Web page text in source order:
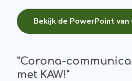
Bekijk de PowerPoint van
"Corona-
met KAW!"